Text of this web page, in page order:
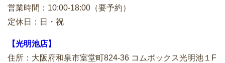
営業時間：10:00-18:00（要予約）
定休日：日・祝
【光明池店】
住所：大阪府和泉市室堂町824-36 コムボックス光明池１F